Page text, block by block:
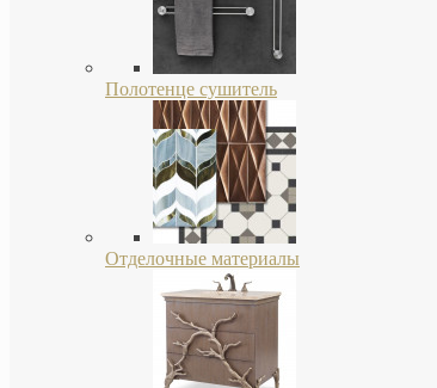
Полотенце сушитель
Отделочные материалы